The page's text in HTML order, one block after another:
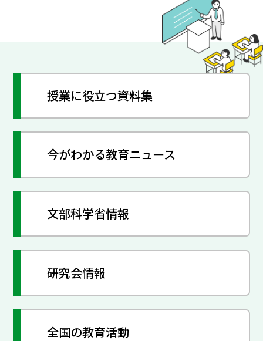
授業に役立つ資料集
今がわかる教育ニュース
文部科学省情報
研究会情報
全国の教育活動